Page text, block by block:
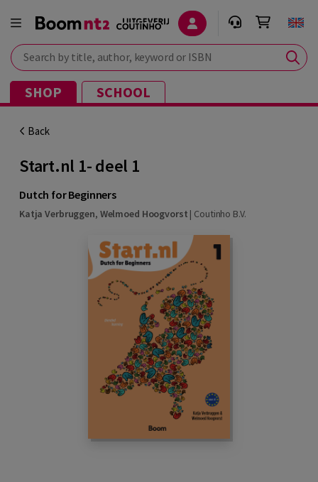
Search by title, author, keyword or ISBN
SHOP SCHOOL
Back
Start.nl 1- deel 1
Dutch for Beginners
Katja Verbruggen, Welmoed Hoogvorst | Coutinho B.V.